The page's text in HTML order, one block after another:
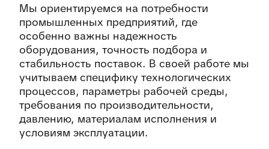
Мы ориентируемся на потребности
промышленных предприятий, где
особенно важны надежность
оборудования, точность подбора и
стабильность поставок. В своей работе мы
учитываем специфику технологических
процессов, параметры рабочей среды,
требования по производительности,
давлению, материалам исполнения и
условиям эксплуатации.